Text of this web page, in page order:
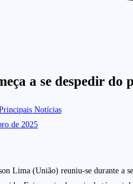
a se despedir do
Notícias
de 2025
Lima (União) reuniu-se durante a